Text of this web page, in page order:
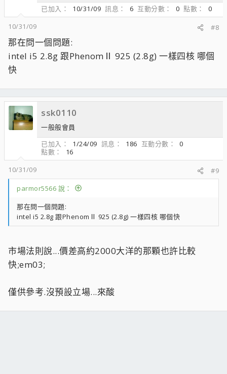
已加入 10/31/09 訊息 6 互動分數 0 點數
0
10/31/09
#8
那在問一個問題:
intel i5 2.8g 跟PhenomⅡ 925 (2.8g) 一樣四核 哪個
快
ssk0110
一般般會員
已加入
1/24/09 訊息 186 互動分數
0
點數
16
10/31/09
#9
parmor5566 說：
那在問一個問題:
intel i5 2.8g 跟PhenomⅡ 925 (2.8g) 一樣四核 哪個快
市場法則說...價差高約2000大洋的那顆也許比較
快;em03;
僅供參考.沒預設立場...來酸